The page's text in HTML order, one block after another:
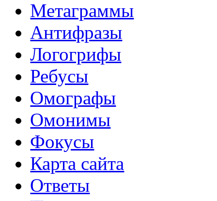
Метаграммы
Антифразы
Логогрифы
Ребусы
Омографы
Омонимы
Фокусы
Карта сайта
Ответы